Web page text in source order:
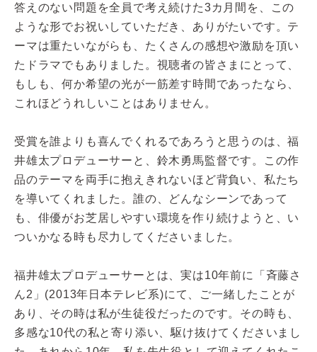
答えのない問題を全員で考え続けた3カ月間を、この
ような形でお祝いしていただき、ありがたいです。テ
ーマは重たいながらも、たくさんの感想や激励を頂い
たドラマでもありました。視聴者の皆さまにとって、
もしも、何か希望の光が一筋差す時間であったなら、
これほどうれしいことはありません。
受賞を誰よりも喜んでくれるであろうと思うのは、福
井雄太プロデューサーと、鈴木勇馬監督です。この作
品のテーマを両手に抱えきれないほど背負い、私たち
を導いてくれました。誰の、どんなシーンであって
も、俳優がお芝居しやすい環境を作り続けようと、い
ついかなる時も尽力してくださいました。
福井雄太プロデューサーとは、実は10年前に「斉藤さ
ん2」(2013年日本テレビ系)にて、ご一緒したことが
あり、その時は私が生徒役だったのです。その時も、
多感な10代の私と寄り添い、駆け抜けてくださいまし